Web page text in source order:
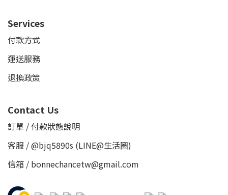
Services
付款方式
運送服務
退換政策
Contact Us
訂單 / 付款狀態說明
客服 /@bjq5890s (LINE@生活圈)
信箱 / bonnechancetw@gmail.com